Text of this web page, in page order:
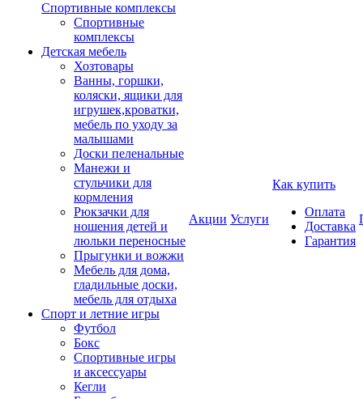
Спортивные комплексы
Спортивные
комплексы
Детская мебель
Хозтовары
Ванны, горшки,
коляски, ящики для
игрушек,кроватки,
мебель по уходу за
малышами
Доски пеленальные
Манежи и
стульчики для
кормления
Рюкзачки для
ношения детей и
люльки переносные
Прыгунки и вожжи
Мебель для дома,
гладильные доски,
мебель для отдыха
Спорт и летние игры
Футбол
Бокс
Спортивные игры
и аксессуары
Кегли
Акции Услуги
Как купить
Оплата
Доставка
Гарантия